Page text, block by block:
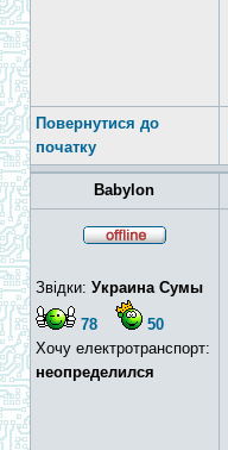
Повернутися до
початку
Babylon
Звідки: Украина Сумы
78
50
Хочу електротранспорт:
неопределился